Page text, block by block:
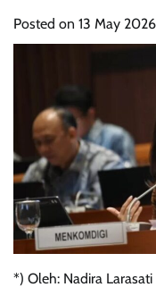
Posted on 13 May 2026
*) Oleh: Nadira Larasati